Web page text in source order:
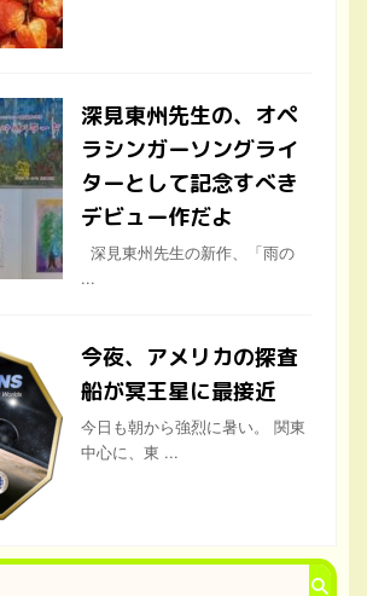
深見東州先生の、オペ
ラシンガーソングライ
ターとして記念すべき
デビュー作だよ
深見東州先生の新作、「雨の
...
今夜、アメリカの探査
船が冥王星に最接近
今日も朝から強烈に暑い。 関東
中心に、東 ...